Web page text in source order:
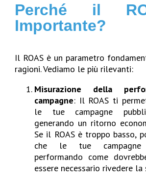
Perché il
Importante?
Il ROAS è un parametro
ragioni. Vediamo le più rilevanti:
Misurazione della
campagne: Il ROAS ti
le tue campagne
generando un ritorno
Se il ROAS è troppo basso,
che le tue
performando come
essere necessario rivedere la